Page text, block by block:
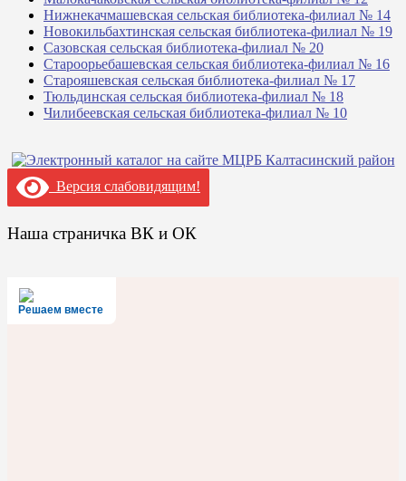
Нижнекачмашевская сельская библиотека-филиал № 14
Новокильбахтинская сельская библиотека-филиал № 19
Сазовская сельская библиотека-филиал № 20
Староорьебашевская сельская библиотека-филиал № 16
Старояшевская сельская библиотека-филиал № 17
Тюльдинская сельская библиотека-филиал № 18
Чилибеевская сельская библиотека-филиал № 10
Версия слабовидящим!
Наша страничка ВК и ОК
Решаем вместе